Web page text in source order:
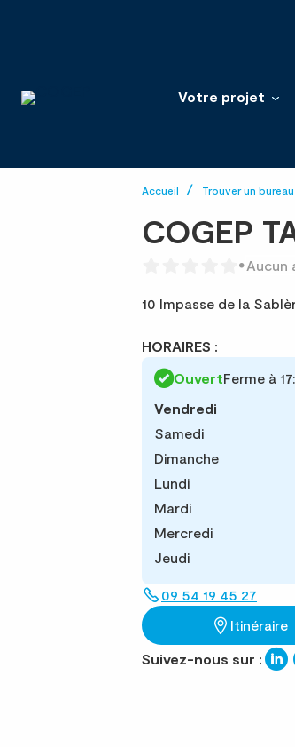
Votre projet
Accueil Trouver un bureau
COGEP
Aucun
10 Impasse de la
HORAIRES :
OuvertFerme à
Vendredi
Samedi
Dimanche
Lundi
Mardi
Mercredi
Jeudi
09 54 19 45 27
Itinéraire
Suivez-nous sur :